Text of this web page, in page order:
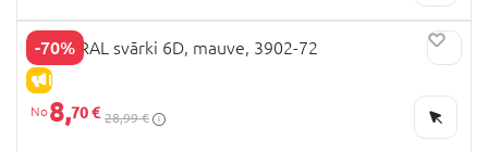
-70%
IZPĀRDOŠANA
MAYORAL svārki 6D, mauve, 3902-72
8,70 € 28,99 €